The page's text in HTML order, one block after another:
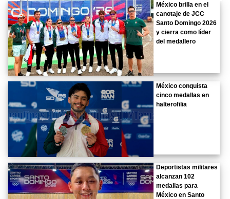
México brilla en el
canotaje de JCC
Santo Domingo 2026
y cierra como líder
del medallero
México conquista
cinco medallas en
halterofilia
Deportistas militares
alcanzan 102
medallas para
México en Santo